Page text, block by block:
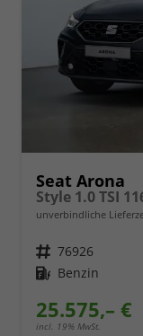
Seat Arona
Style 1.0 TSI
unverbindliche
Fahrzeugnr. 76926
Kraftstoff Benzin
25.575,– €
incl. 19% MwSt.